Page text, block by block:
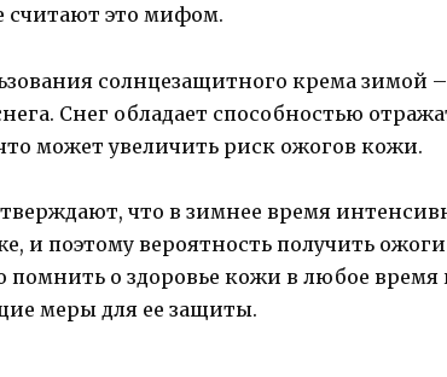
считают это мифом.
солнцезащитного крема зимой
Снег обладает способностью
может увеличить риск ожогов кожи.
что в зимнее время
и поэтому вероятность получить
помнить о здоровье кожи в любое время
меры для ее защиты.